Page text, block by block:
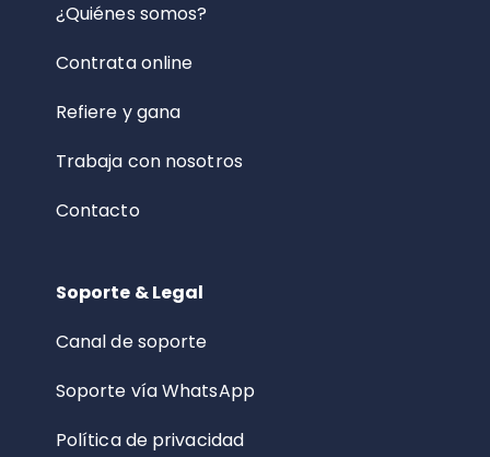
¿Quiénes somos?
Contrata online
Refiere y gana
Trabaja con nosotros
Contacto
Soporte & Legal
Canal de soporte
Soporte vía WhatsApp
Política de privacidad